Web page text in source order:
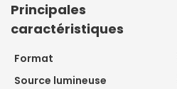
Principales
caractéristiques
Format
Source lumineuse